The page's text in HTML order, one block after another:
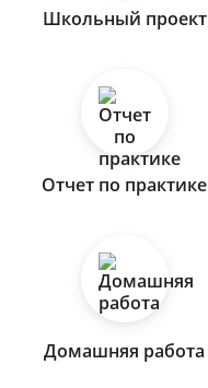
Школьный проект
Отчет по практике
Домашняя работа